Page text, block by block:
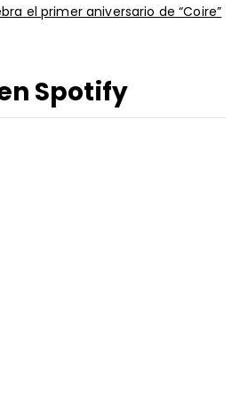
el primer aniversario de “Coire”
Spotify